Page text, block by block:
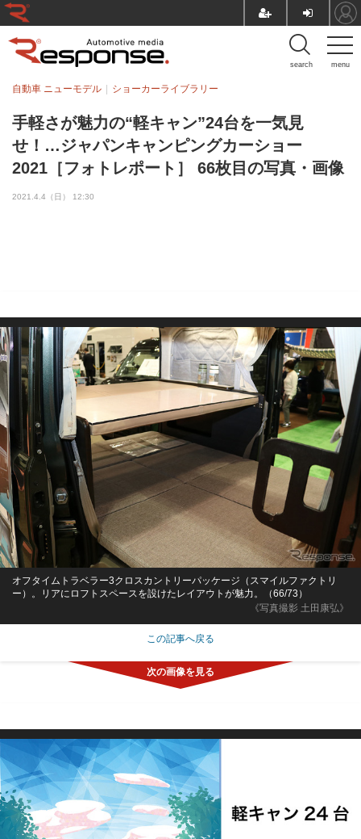
menu
search
手軽さが魅力の“軽キャン”24台を一気見
せ！…ジャパンキャンピングカーショー
2021［フォトレポート］ 66枚目の写真・画像
自動車 ニューモデル ショーカーライブラリー
2021.4.4（日） 12:30
《写真撮影 土田康弘》
オフタイムトラベラー3クロスカントリーパッケージ（スマイルファクトリ
ー）。リアにロフトスペースを設けたレイアウトが魅力。（66/73）
この記事へ戻る